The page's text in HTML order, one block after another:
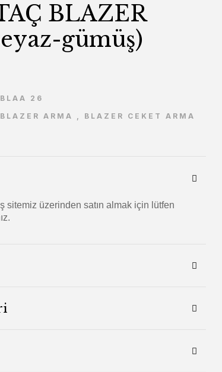
BLAZER
gümüş)
BLAA 26
BLAZER ARMA , BLAZER CEKET ARMA
sitemiz üzerinden satın almak için lütfen